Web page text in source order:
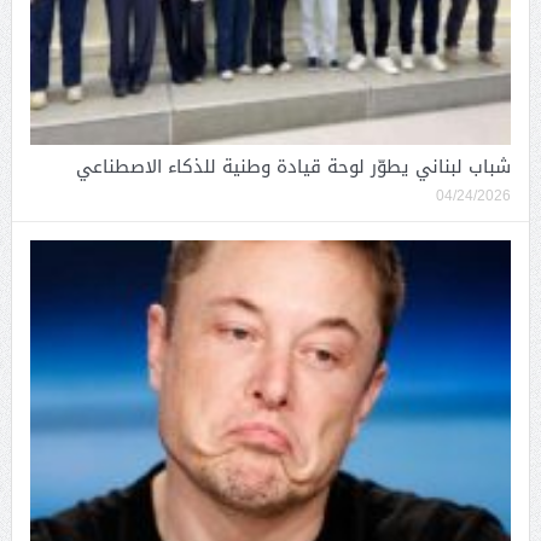
شباب لبناني يطوّر لوحة قيادة وطنية للذكاء الاصطناعي
04/24/2026